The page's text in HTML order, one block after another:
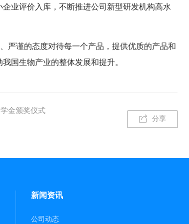
业评价入库，不断推进公司新型研发机构高水
严谨的态度对待每一个产品，提供优质的产品和
国生物产业的整体发展和提升。
金颁奖仪式
分享
新闻资讯
公司动态